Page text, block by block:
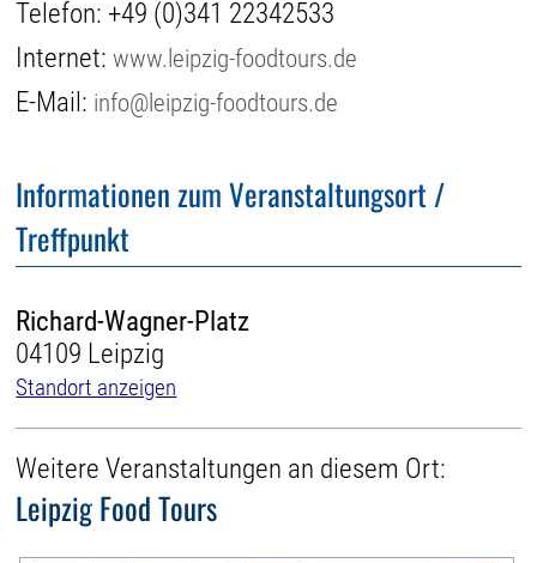
Telefon: +49 (0)341 22342533
Internet:www.leipzig-foodtours.de
E-Mail: info@leipzig-foodtours.de
Informationen zum Veranstaltungsort /
Treffpunkt
Richard-Wagner-Platz
04109 Leipzig
Standort anzeigen
Weitere Veranstaltungen an diesem Ort:
Leipzig Food Tours